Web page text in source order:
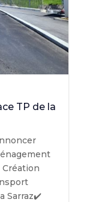
TP de la
Création
Sarraz✔️